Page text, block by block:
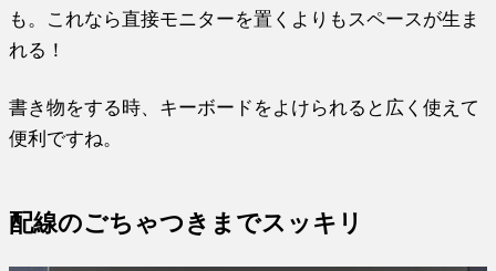
も。これなら直接モニターを置くよりもスペースが生ま
れる！
書き物をする時、キーボードをよけられると広く使えて
便利ですね。
配線のごちゃつきまでスッキリ